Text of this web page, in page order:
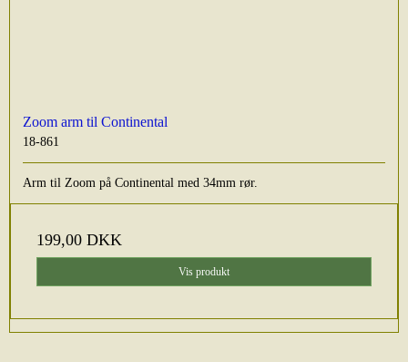
Zoom arm til Continental
18-861
Arm til Zoom på Continental med 34mm rør.
199,00 DKK
Vis produkt